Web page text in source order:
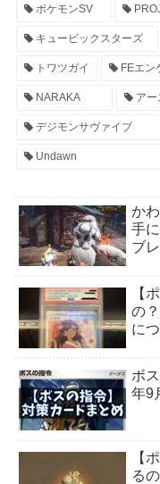
ポケモンSV
キュービックスターズ
トワツガイ FEエ
NARAKA ア
デジモンサヴァイブ
Undawn
か
手
ブ
【
の
に
ボ
年9
【
る